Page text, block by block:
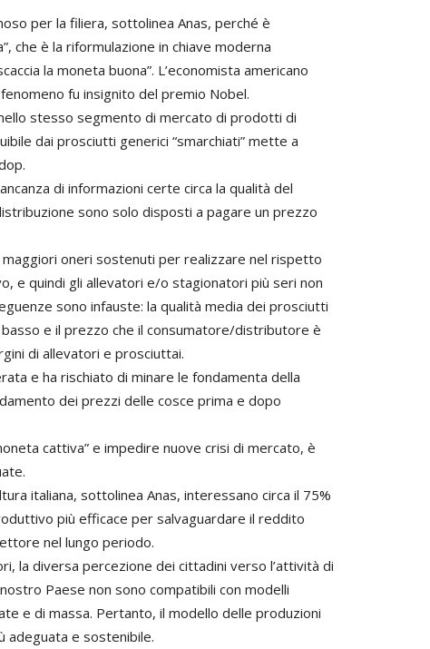
per la filiera, sottolinea Anas, perché è
che è la riformulazione in chiave moderna
la moneta buona”. L’economista americano
fu insignito del premio Nobel.
stesso segmento di mercato di prodotti di
dai prosciutti generici “smarchiati” mette a
di informazioni certe circa la qualità del
sono solo disposti a pagare un prezzo
oneri sostenuti per realizzare nel rispetto
e quindi gli allevatori e/o stagionatori più seri non
sono infauste: la qualità media dei prosciutti
e il prezzo che il consumatore/distributore è
di allevatori e prosciuttai.
e ha rischiato di minare le fondamenta della
dei prezzi delle cosce prima e dopo
cattiva” e impedire nuove crisi di mercato, è
italiana, sottolinea Anas, interessano circa il 75%
più efficace per salvaguardare il reddito
nel lungo periodo.
la diversa percezione dei cittadini verso l’attività di
Paese non sono compatibili con modelli
e di massa. Pertanto, il modello delle produzioni
adeguata e sostenibile.